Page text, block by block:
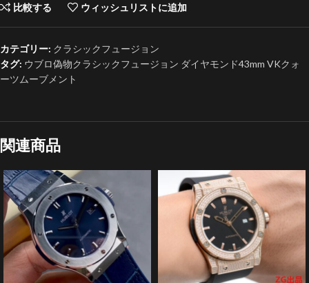
比較する ウィッシュリストに追加
カテゴリー: クラシックフュージョン
タグ: ウブロ偽物クラシックフュージョン ダイヤモンド43mm VKクォ
ーツムーブメント
関連商品